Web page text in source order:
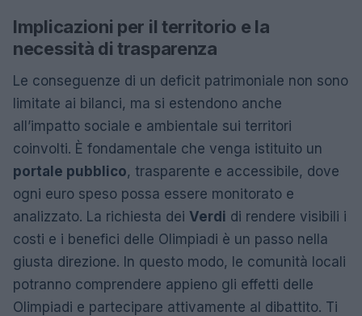
Implicazioni per il territorio e la
necessità di trasparenza
Le conseguenze di un deficit patrimoniale non sono
limitate ai bilanci, ma si estendono anche
all’impatto sociale e ambientale sui territori
coinvolti. È fondamentale che venga istituito un
portale pubblico, trasparente e accessibile, dove
ogni euro speso possa essere monitorato e
analizzato. La richiesta dei Verdi di rendere visibili i
costi e i benefici delle Olimpiadi è un passo nella
giusta direzione. In questo modo, le comunità locali
potranno comprendere appieno gli effetti delle
Olimpiadi e partecipare attivamente al dibattito. Ti